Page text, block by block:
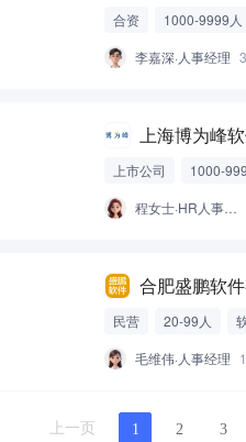
合资
1000-9999人
李嘉深·人事经理
上市公司
1000-
程女士·HR人事专员
合肥盛鹏软
民营 20-99人
毛维伟·人事经理
上一页 1 2 3